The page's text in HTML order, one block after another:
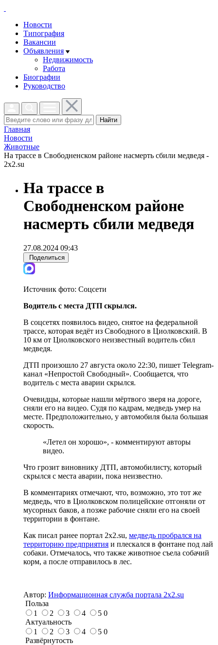
Новости
Типография
Вакансии
Объявления
Недвижимость
Работа
Биографии
Руководство
Найти
Главная
Новости
Животные
На трассе в Свободненском районе насмерть сбили медведя -
2x2.su
На трассе в
Свободненском районе
насмерть сбили медведя
27.08.2024 09:43
Поделиться
Источник фото: Соцсети
Водитель с места ДТП скрылся.
В соцсетях появилось видео, снятое на федеральной
трассе, которая ведёт из Свободного в Циолковский. В
10 км от Циолковского неизвестный водитель сбил
медведя.
ДТП произошло 27 августа около 22:30, пишет Telegram-
канал «Непростой Свободный». Сообщается, что
водитель с места аварии скрылся.
Очевидцы, которые нашли мёртвого зверя на дороге,
сняли его на видео. Судя по кадрам, медведь умер на
месте. Предположительно, у автомобиля была большая
скорость.
«Летел он хорошо», - комментируют авторы
видео.
Что грозит виновнику ДТП, автомобилисту, который
скрылся с места аварии, пока неизвестно.
В комментариях отмечают, что, возможно, это тот же
медведь, что в Циолковском полицейские отгоняли от
мусорных баков, а позже рабочие сняли его на своей
территории в фонтане.
Как писал ранее портал 2х2.su, медведь пробрался на
территорию предприятия и плескался в фонтане под лай
собаки. Отмечалось, что также животное съела собачий
корм, а после отправилось в лес.
Автор: Информационная служба портала 2x2.su
Польза
1
2 3 4 5 0
Актуальность
1
2 3 4 5 0
Развёрнутость